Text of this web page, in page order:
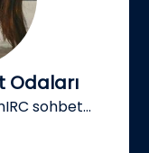
Odaları
sohbet...